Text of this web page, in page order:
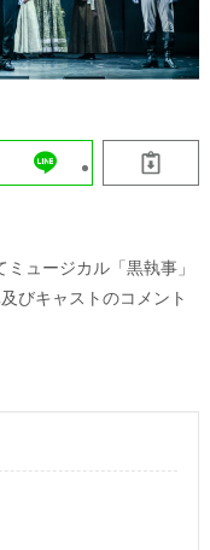
ュージカル「黒執事」
びキャストのコメント